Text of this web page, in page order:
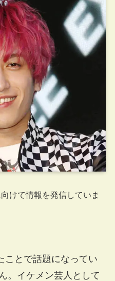
けて情報を発信していま
ことで話題になってい
。イケメン芸人として